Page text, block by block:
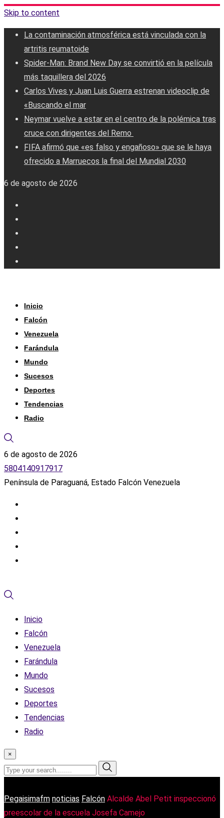
Skip to content
La contaminación atmosférica está vinculada con la
artritis reumatoide
Spider-Man: Brand New Day se convirtió en la película
más taquillera del 2026
Carlos Vives y Juan Luis Guerra estrenan videoclip de
«Buscando el mar
Neymar vuelve a estar en el centro de la polémica tras
cruce con dirigentes del Remo ‎
FIFA afirmó que «es falso y engañoso» que se le haya
ofrecido a Marruecos la final del Mundial 2030
6 de agosto de 2026
Inicio
Falcón
Venezuela
Farándula
Mundo
Sucesos
Deportes
Tendencias
Radio
6 de agosto de 2026
5804140917917
Península de Paraguaná, Estado Falcón Venezuela
Inicio
Falcón
Venezuela
Farándula
Mundo
Sucesos
Deportes
Tendencias
Radio
×
Pegaisimafm noticias Falcón Alcalde Abel Petit inspeccionó
preescolar de la escuela Josefa Camejo